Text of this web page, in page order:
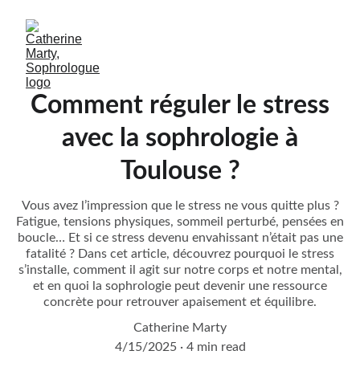
Comment réguler le stress
avec la sophrologie à
Toulouse ?
Vous avez l’impression que le stress ne vous quitte plus ?
Fatigue, tensions physiques, sommeil perturbé, pensées en
boucle… Et si ce stress devenu envahissant n’était pas une
fatalité ? Dans cet article, découvrez pourquoi le stress
s’installe, comment il agit sur notre corps et notre mental,
et en quoi la sophrologie peut devenir une ressource
concrète pour retrouver apaisement et équilibre.
Catherine Marty
4/15/2025
4 min read